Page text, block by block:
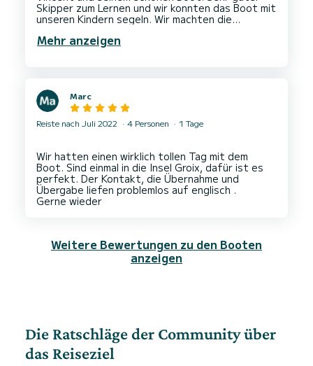
Skipper zum Lernen und wir konnten das Boot mit
unseren Kindern segeln. Wir machten die
Mehr anzeigen
Marc
Reiste nach Juli 2022 4 Personen 1 Tage
Wir hatten einen wirklich tollen Tag mit dem
Boot. Sind einmal in die Insel Groix, dafür ist es
perfekt. Der Kontakt, die Übernahme und
Übergabe liefen problemlos auf englisch .
Weitere Bewertungen zu den Booten
anzeigen
Die Ratschläge der Community über
das Reiseziel